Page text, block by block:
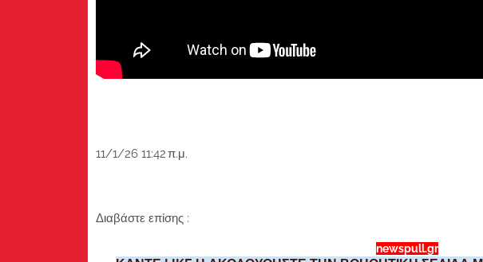
11/1/26 11:42 π.μ.
Διαβάστε επίσης :
newspull.gr